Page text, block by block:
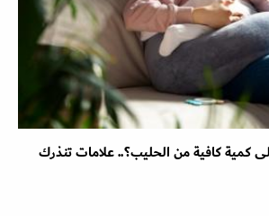
كافية من الحليب؟.. علامات تنذرك